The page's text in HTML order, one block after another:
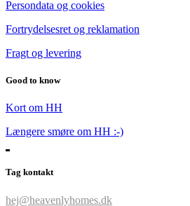
Persondata og cookies
Fortrydelsesret og reklamation
Fragt og levering
Good to know
Kort om HH
Længere smøre om HH :-)
Tag kontakt
hej@heavenlyhomes.dk